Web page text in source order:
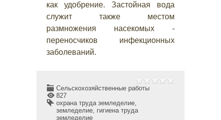
как удобрение. Застойная вода
служит также местом
размножения насекомых -
переносчиков инфекционных
заболеваний.
Сельскохозяйственные работы
827
охрана труда земледелие,
земледелие, гигиена труда
земледелие